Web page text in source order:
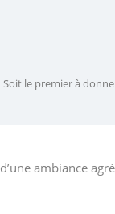
Soit le premier à
ambiance